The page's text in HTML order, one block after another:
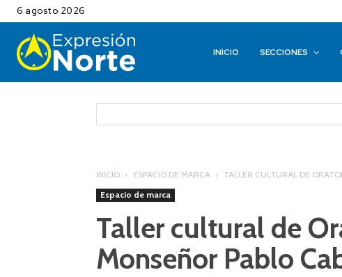
6 agosto 2026
INICIO SECCIONES
INICIO ESPACIO DE MARCA
TALLER CULTURAL DE
Espacio de marca
Taller cultural de
Monseñor Pablo